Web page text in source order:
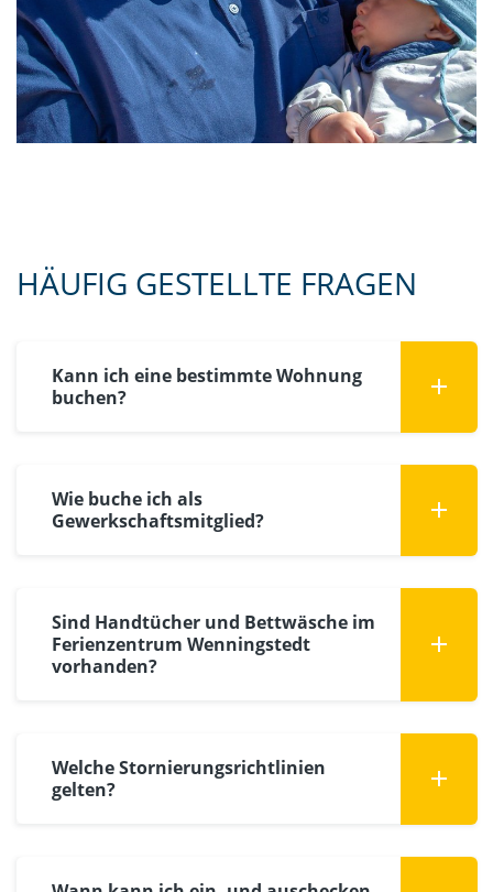
HÄUFIG GESTELLTE FRAGEN
Kann ich eine bestimmte Wohnung
buchen?
Wie buche ich als
Gewerkschaftsmitglied?
Sind Handtücher und Bettwäsche im
Ferienzentrum Wenningstedt
vorhanden?
Welche Stornierungsrichtlinien
gelten?